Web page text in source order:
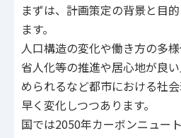
まずは、計画策定の背景と目
ます。
人口構造の変化や働き方の多
省人化等の推進や居心地が良
められるなど都市における社
早く変化しつつあります。
国では2050年カーボンニュー